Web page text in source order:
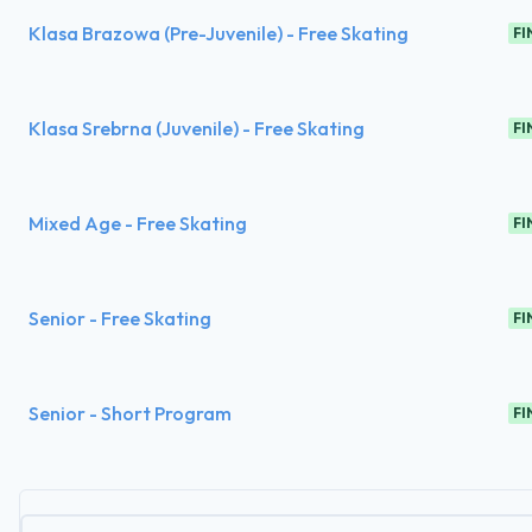
Klasa Brazowa (Pre-Juvenile) - Free Skating
Klasa Srebrna (Juvenile) - Free Skating
Mixed Age - Free Skating
Senior - Free Skating
Senior - Short Program